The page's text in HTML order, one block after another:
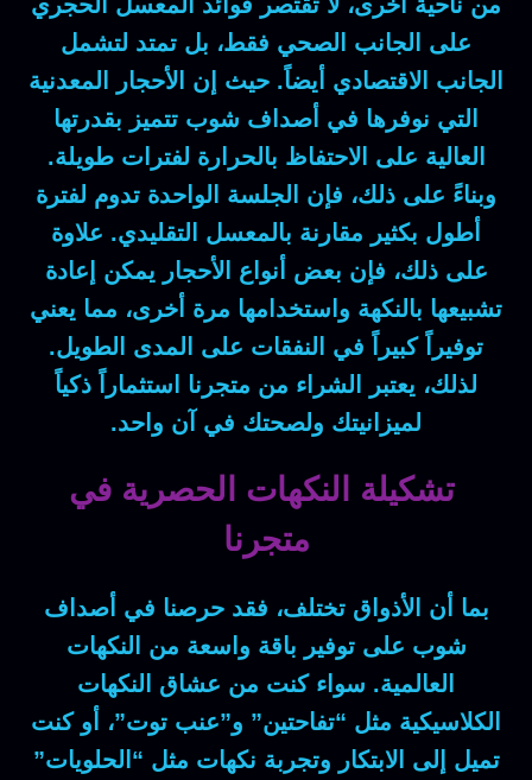
على الجانب الصحي فقط، بل تمتد لتشمل
الجانب الاقتصادي أيضاً. حيث إن الأحجار المعدنية
التي نوفرها في أصداف شوب تتميز بقدرتها
العالية على الاحتفاظ بالحرارة لفترات طويلة.
وبناءً على ذلك، فإن الجلسة الواحدة تدوم لفترة
أطول بكثير مقارنة بالمعسل التقليدي. علاوة
على ذلك، فإن بعض أنواع الأحجار يمكن إعادة
تشبيعها بالنكهة واستخدامها مرة أخرى، مما يعني
توفيراً كبيراً في النفقات على المدى الطويل.
لذلك، يعتبر الشراء من متجرنا استثماراً ذكياً
لميزانيتك ولصحتك في آن واحد.
تشكيلة النكهات الحصرية في
متجرنا
بما أن الأذواق تختلف، فقد حرصنا في أصداف
شوب على توفير باقة واسعة من النكهات
العالمية. سواء كنت من عشاق النكهات
الكلاسيكية مثل “تفاحتين” و”عنب توت”،
أو كنت
تميل إلى الابتكار وتجربة نكهات مثل “الحلويات”